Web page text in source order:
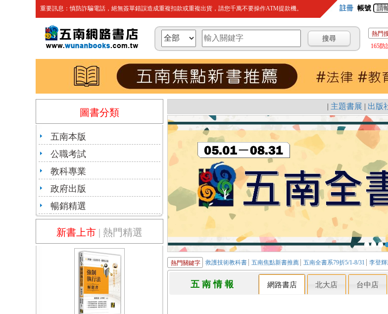
重要訊息：慎防詐騙電話，絕無簽單錯誤造成重複扣款或重複出貨，請您千萬不要操作ATM提款機。 註冊 帳號
熱門
165防
圖書分類
五南本版
公職考試
教科專業
政府出版
暢銷精選
新書上市 | 熱門精選
| 主題書展 | 出版
熱門關鍵字 救護技術教科書 五南焦點新書推薦 五南全書系79折5/1-8/31 李登
五 南 情 報 網路書店 北大店 台中店